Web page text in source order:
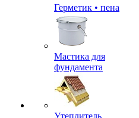
Герметик • пена
Мастика для
фундамента
Утеплитель